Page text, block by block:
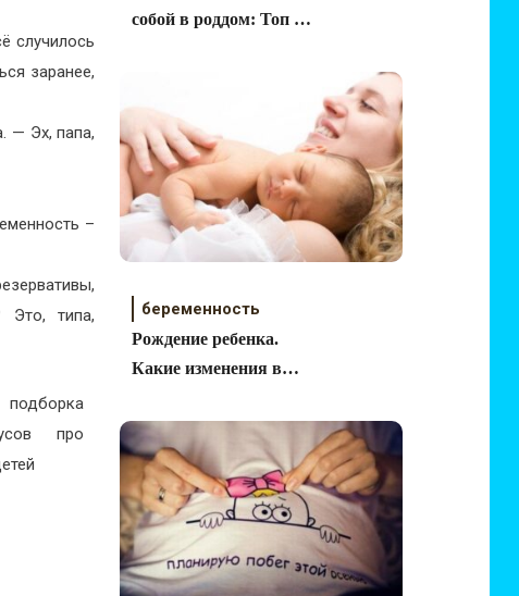
случилось
заранее,
— Эх, папа,
–
Это, типа,
собой в роддом: Топ 20
беременность
Рождение ребенка.
Какие изменения в